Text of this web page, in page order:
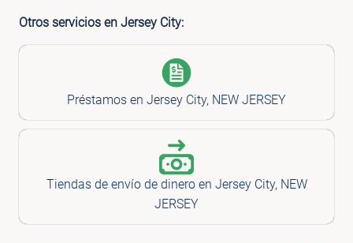
Otros servicios en Jersey City:
Préstamos en Jersey City, NEW JERSEY
Tiendas de envío de dinero en Jersey City, NEW
JERSEY